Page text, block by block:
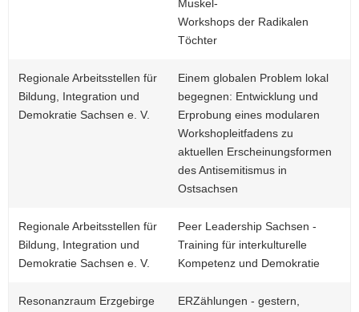
Muskel-
Workshops der Radikalen
Töchter
Regionale Arbeitsstellen für
Bildung, Integration und
Demokratie Sachsen e. V.
Einem globalen Problem lokal
begegnen: Entwicklung und
Erprobung eines modularen
Workshopleitfadens zu
aktuellen Erscheinungsformen
des Antisemitismus in
Ostsachsen
Regionale Arbeitsstellen für
Bildung, Integration und
Demokratie Sachsen e. V.
Peer Leadership Sachsen -
Training für interkulturelle
Kompetenz und Demokratie
Resonanzraum Erzgebirge
ERZählungen - gestern,